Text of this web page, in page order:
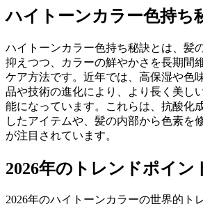
ハイトーンカラー色持ち
ハイトーンカラー色持ち秘訣とは、髪
抑えつつ、カラーの鮮やかさを長期間
ケア方法です。近年では、高保湿や色
品や技術の進化により、より長く美し
能になっています。これらは、抗酸化
したアイテムや、髪の内部から色素を
が注目されています。
2026年のトレンドポイン
2026年のハイトーンカラーの世界的ト